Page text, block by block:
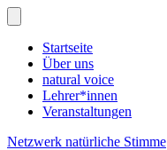
Startseite
Über uns
natural voice
Lehrer*innen
Veranstaltungen
Netzwerk natürliche Stimme